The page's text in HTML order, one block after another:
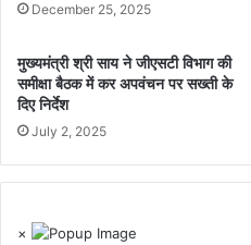
December 25, 2025
मुख्यमंत्री श्री साय ने जीएसटी विभाग की
समीक्षा बैठक में कर अपवंचन पर सख्ती के
दिए निर्देश
July 2, 2025
×